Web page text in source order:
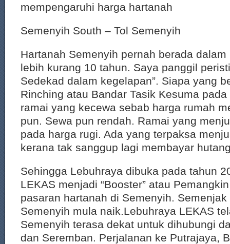
mempengaruhi harga hartanah
Semenyih South – Tol Semenyih
Hartanah Semenyih pernah berada
lebih kurang 10 tahun. Saya panggil
Sedekad dalam kegelapan”. Siapa yang
Rinching atau Bandar Tasik Kesuma
ramai yang kecewa sebab harga rumah
pun. Sewa pun rendah. Ramai yang
pada harga rugi. Ada yang terpaksa
kerana tak sanggup lagi membayar
Sehingga Lebuhraya dibuka pada tahun
LEKAS menjadi “Booster” atau
pasaran hartanah di Semenyih.
Semenyih mula naik.Lebuhraya LEKAS
Semenyih terasa dekat untuk dihubungi
dan Seremban. Perjalanan ke Putrajaya,